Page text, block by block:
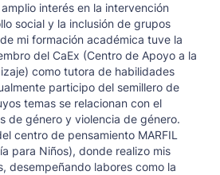
interés en la intervención
social y la inclusión de grupos
mi formación académica tuve la
del CaEx (Centro de Apoyo a la
como tutora de habilidades
participo del semillero de
temas se relacionan con el
de género y violencia de género.
centro de pensamiento MARFIL
para Niños), donde realizo mis
desempeñando labores como la